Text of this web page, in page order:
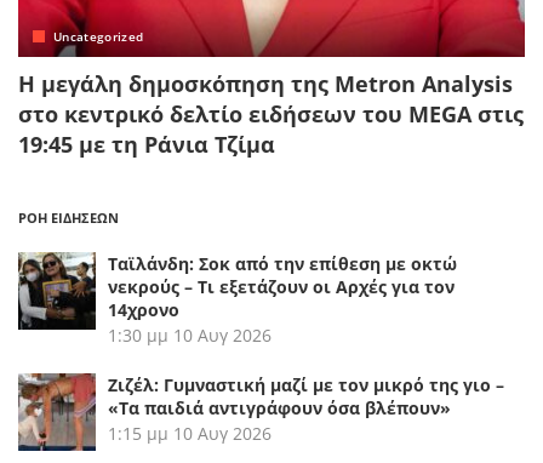
Uncategorized
Η μεγάλη δημοσκόπηση της Metron Analysis
στο κεντρικό δελτίο ειδήσεων του MEGA στις
19:45 με τη Ράνια Τζίμα
ΡΟΗ ΕΙΔΗΣΕΩΝ
Ταϊλάνδη: Σοκ από την επίθεση με οκτώ
νεκρούς – Τι εξετάζουν οι Αρχές για τον
14χρονο
1:30 μμ 10 Αυγ 2026
Ζιζέλ: Γυμναστική μαζί με τον μικρό της γιο –
«Τα παιδιά αντιγράφουν όσα βλέπουν»
1:15 μμ 10 Αυγ 2026